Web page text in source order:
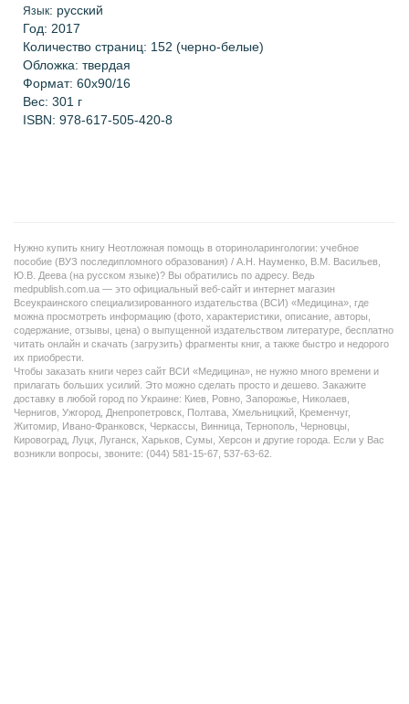
Язык: русский
Год: 2017
Количество страниц: 152 (черно-белые)
Обложка: твердая
Формат: 60х90/16
Вес: 301 г
ISBN: 978-617-505-420-8
Нужно купить книгу Неотложная помощь в оториноларингологии: учебное
пособие (ВУЗ последипломного образования) / А.Н. Науменко, В.М. Васильев,
Ю.В. Деева (на русском языке)? Вы обратились по адресу. Ведь
medpublish.com.ua — это официальный веб-сайт и интернет магазин
Всеукраинского специализированного издательства (ВСИ) «Медицина», где
можна просмотреть информацию (фото, характеристики, описание, авторы,
содержание, отзывы, цена) о выпущенной издательством литературе, бесплатно
читать онлайн и скачать (загрузить) фрагменты книг, а также быстро и недорого
их приобрести.
Чтобы заказать книги через сайт ВСИ «Медицина», не нужно много времени и
прилагать больших усилий. Это можно сделать просто и дешево. Закажите
доставку в любой город по Украине: Киев, Ровно, Запорожье, Николаев,
Чернигов, Ужгород, Днепропетровск, Полтава, Хмельницкий, Кременчуг,
Житомир, Ивано-Франковск, Черкассы, Винница, Тернополь, Черновцы,
Кировоград, Луцк, Луганск, Харьков, Сумы, Херсон и другие города. Если у Вас
возникли вопросы, звоните: (044) 581-15-67, 537-63-62.